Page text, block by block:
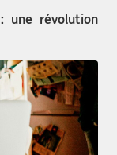
: une révolution